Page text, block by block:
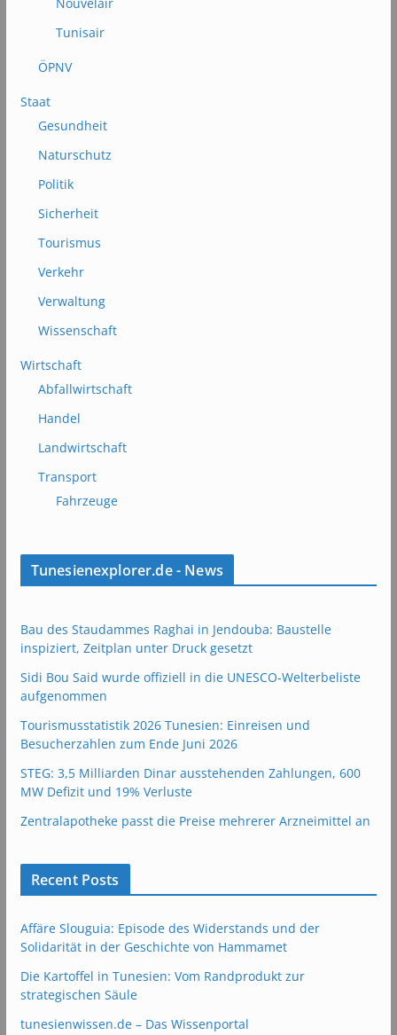
Tunisair
ÖPNV
Staat
Gesundheit
Naturschutz
Politik
Sicherheit
Tourismus
Verkehr
Verwaltung
Wissenschaft
Wirtschaft
Abfallwirtschaft
Handel
Landwirtschaft
Transport
Fahrzeuge
Tunesienexplorer.de - News
Bau des Staudammes Raghai in Jendouba: Baustelle
inspiziert, Zeitplan unter Druck gesetzt
Sidi Bou Said wurde offiziell in die UNESCO-Welterbeliste
aufgenommen
Tourismusstatistik 2026 Tunesien: Einreisen und
Besucherzahlen zum Ende Juni 2026
STEG: 3,5 Milliarden Dinar ausstehenden Zahlungen, 600
MW Defizit und 19% Verluste
Zentralapotheke passt die Preise mehrerer Arzneimittel an
Recent Posts
Affäre Slouguia: Episode des Widerstands und der
Solidarität in der Geschichte von Hammamet
Die Kartoffel in Tunesien: Vom Randprodukt zur
strategischen Säule
tunesienwissen.de – Das Wissenportal